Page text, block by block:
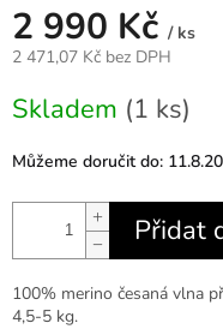
2 990 Kč / ks
2 471,07 Kč bez DPH
cena:
Skladem (1 ks)
Můžeme doručit do:
+
−
Přidat
100% merino česaná vlna
4,5-5 kg.